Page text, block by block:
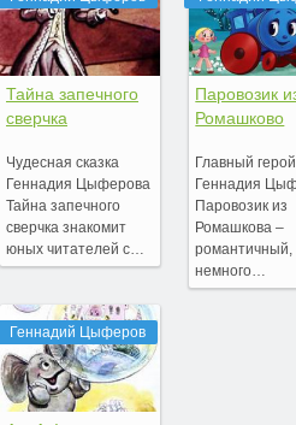
Тайна запечного
сверчка
Чудесная сказка
Геннадия Цыферова
Тайна запечного
сверчка знакомит
юных читателей с…
Геннадий Цыферов
Паровозик
Ромашково
Главный герой
Геннадия
Паровозик из
Ромашкова –
романтичный,
немного…